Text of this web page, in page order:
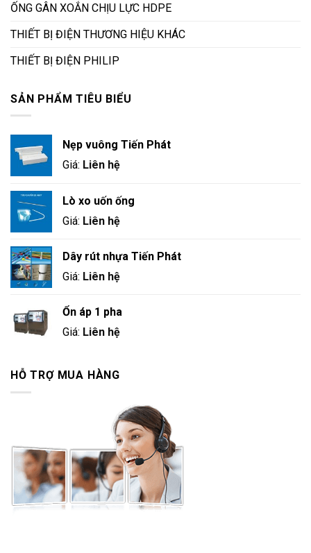
ỐNG GÂN XOẮN CHỊU LỰC HDPE
THIẾT BỊ ĐIỆN THƯƠNG HIỆU KHÁC
THIẾT BỊ ĐIỆN PHILIP
SẢN PHẨM TIÊU BIỂU
Nẹp vuông Tiến Phát
Giá: Liên hệ
Lò xo uốn ống
Giá: Liên hệ
Dây rút nhựa Tiến Phát
Giá: Liên hệ
Ổn áp 1 pha
Giá: Liên hệ
HỖ TRỢ MUA HÀNG